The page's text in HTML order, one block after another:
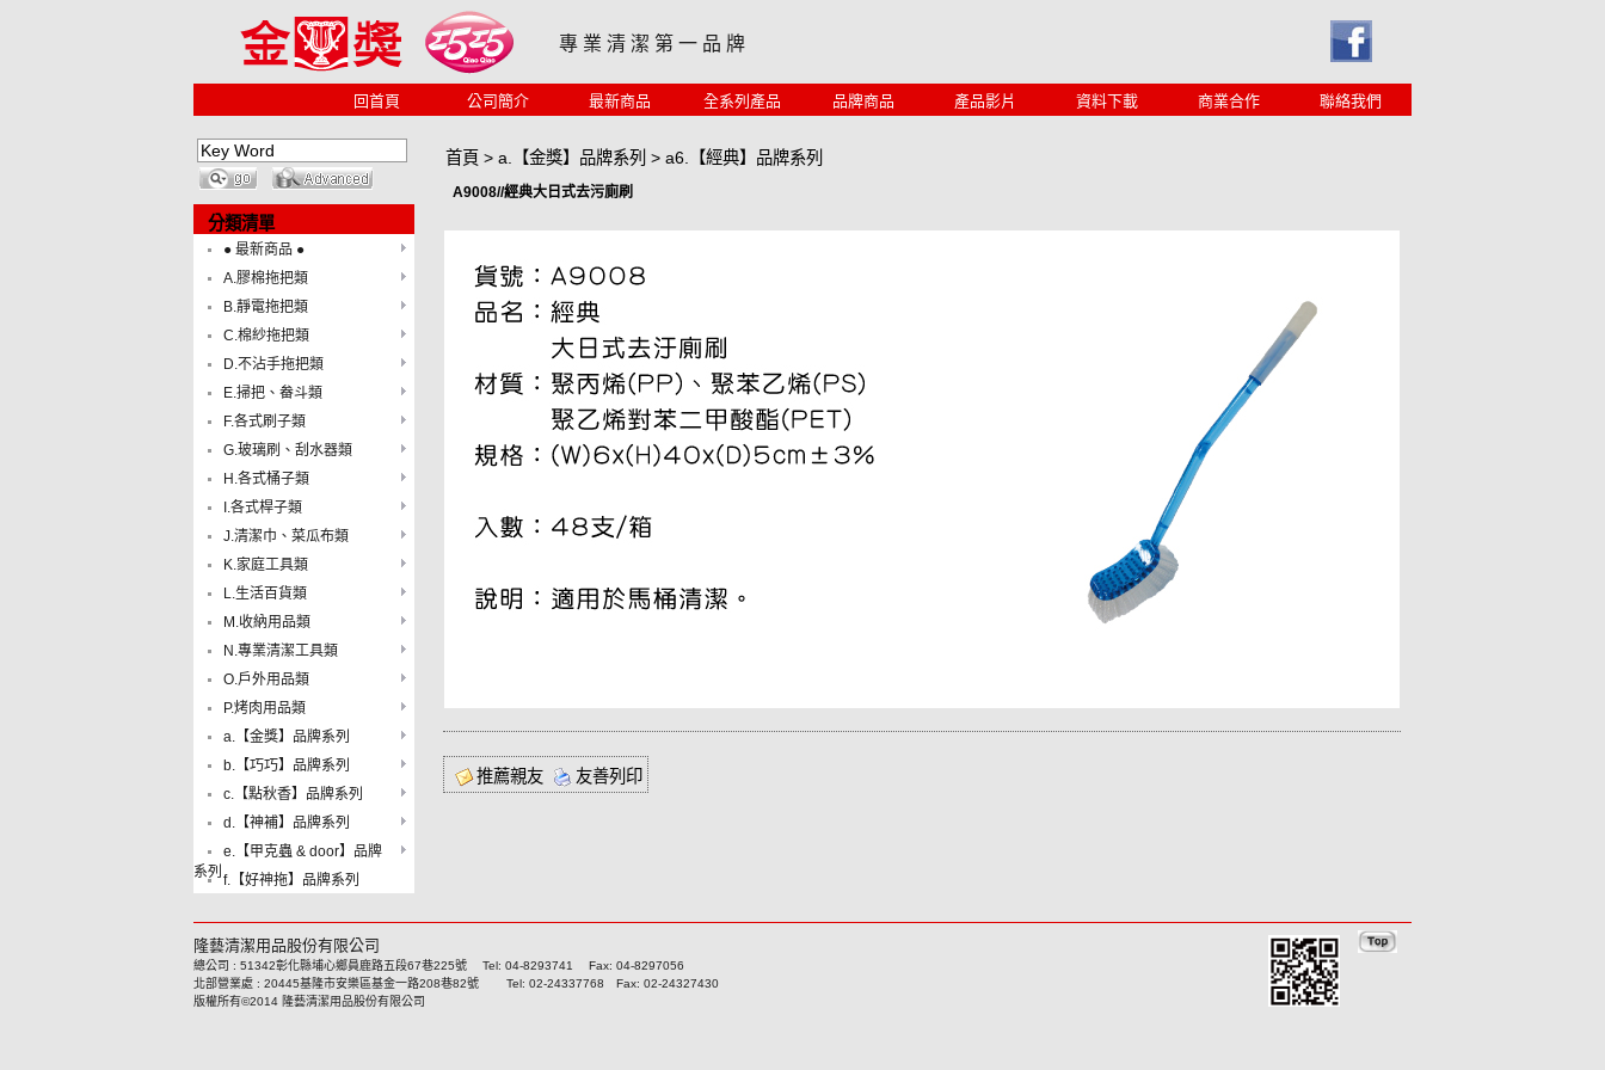
專 業 清 潔 第 一 品 牌
回首頁 公司簡介 最新商品 全系列產品 品牌商品 產品影片 資料下載 商業合作 聯絡我們
分類清單
● 最新商品 ●
A.膠棉拖把類
B.靜電拖把類
C.棉紗拖把類
D.不沾手拖把類
E.掃把、畚斗類
F.各式刷子類
G.玻璃刷、刮水器類
H.各式桶子類
I.各式桿子類
J.清潔巾、菜瓜布類
K.家庭工具類
L.生活百貨類
M.收納用品類
N.專業清潔工具類
O.戶外用品類
P.烤肉用品類
a.【金獎】品牌系列
b.【巧巧】品牌系列
c.【點秋香】品牌系列
d.【神補】品牌系列
e.【甲克蟲 & door】品牌
系列 f.【好神拖】品牌系列
首頁 > a.【金獎】品牌系列 > a6.【經典】品牌系列
A9008//經典大日式去污廁刷
推薦親友 友善列印
隆藝清潔用品股份有限公司
總公司 : 51342彰化縣埔心鄉員鹿路五段67巷225號 Tel: 04-8293741 Fax: 04-8297056
北部營業處 : 20445基隆市安樂區基金一路208巷82號 Tel: 02-24337768 Fax: 02-24327430
版權所有©2014 隆藝清潔用品股份有限公司